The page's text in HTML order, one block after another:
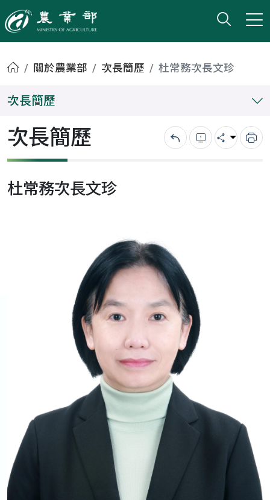
農業部
打開
小版
首頁關於農業部 次長簡歷 杜常務次長文珍
次長簡歷
次長簡歷 回上一頁錯誤回報
分享 列
杜常務次長文珍